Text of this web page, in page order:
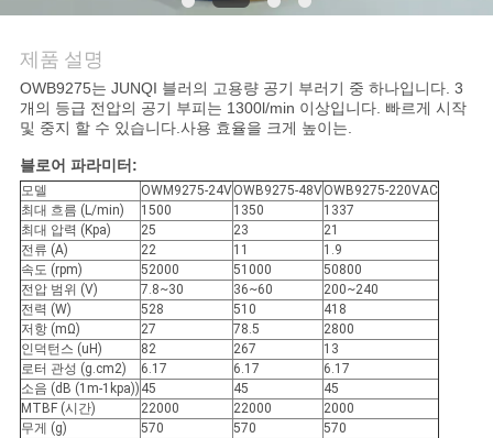
스
인
용
을
요
청
하
십
제품 설명
OWB9275는 JUNQI 블러의 고용량 공기 부러기 중 하나입니다. 3
개의 등급 전압의 공기 부피는 1300l/min 이상입니다. 빠르게 시작
및 중지 할 수 있습니다.사용 효율을 크게 높이는.
블로어 파라미터:
모델 OWM9275-24VOWB9275-48VOWB9275-220VAC
최대 흐름 (L/min)
1500 1350
1337
최대 압력 (Kpa)
25 23
21
전류 (A)
22 11
1.9
속도 (rpm)
52000 51000
50800
전압 범위 (V)
7.8~30 36~60
200~240
전력 (W)
528 510
418
저항 (mΩ)
27 78.5
2800
인덕턴스 (uH)
82 267
13
로터 관성 (g.cm2)
6.17 6.17
6.17
소음 (dB (1m-1kpa)) 45 45
45
MTBF (시간)
22000 22000
2000
무게 (g)
570 570
570